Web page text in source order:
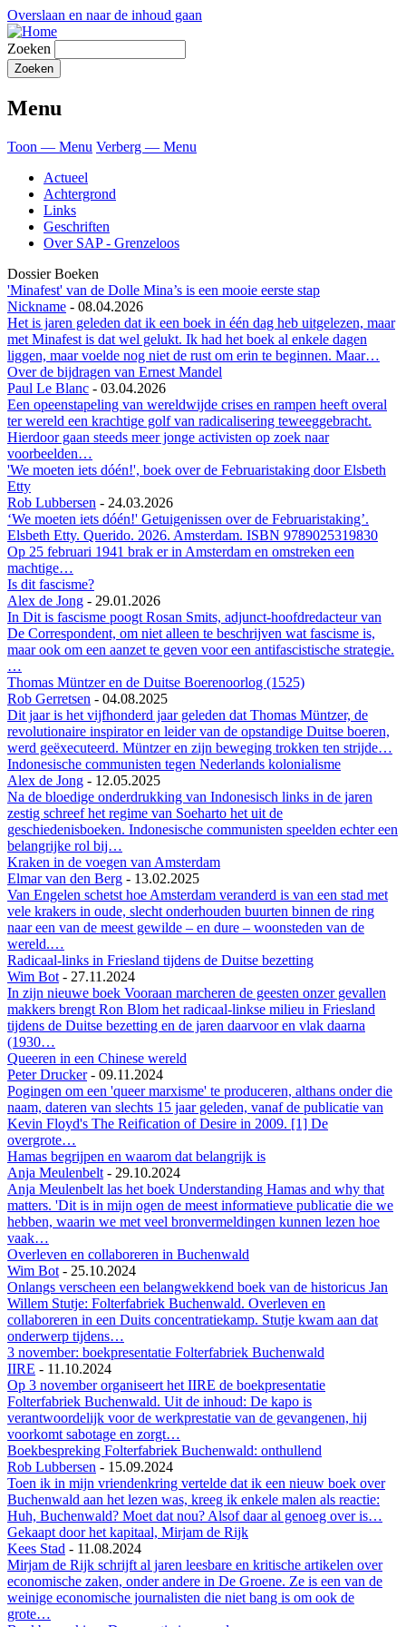
Overslaan en naar de inhoud gaan
Zoeken
Menu
Toon — Menu Verberg — Menu
Actueel
Achtergrond
Links
Geschriften
Over SAP - Grenzeloos
Dossier Boeken
'Minafest' van de Dolle Mina’s is een mooie eerste stap
Nickname - 08.04.2026
Het is jaren geleden dat ik een boek in één dag heb uitgelezen, maar
met Minafest is dat wel gelukt. Ik had het boek al enkele dagen
liggen, maar voelde nog niet de rust om erin te beginnen. Maar…
Over de bijdragen van Ernest Mandel
Paul Le Blanc - 03.04.2026
Een opeenstapeling van wereldwijde crises en rampen heeft overal
ter wereld een krachtige golf van radicalisering teweeggebracht.
Hierdoor gaan steeds meer jonge activisten op zoek naar
voorbeelden…
'We moeten iets dóén!', boek over de Februaristaking door Elsbeth
Etty
Rob Lubbersen - 24.03.2026
‘We moeten iets dóén!' Getuigenissen over de Februaristaking’.
Elsbeth Etty. Querido. 2026. Amsterdam. ISBN 9789025319830
Op 25 februari 1941 brak er in Amsterdam en omstreken een
machtige…
Is dit fascisme?
Alex de Jong - 29.01.2026
In Dit is fascisme poogt Rosan Smits, adjunct-hoofdredacteur van
De Correspondent, om niet alleen te beschrijven wat fascisme is,
maar ook om een aanzet te geven voor een antifascistische strategie.
…
Thomas Müntzer en de Duitse Boerenoorlog (1525)
Rob Gerretsen - 04.08.2025
Dit jaar is het vijfhonderd jaar geleden dat Thomas Müntzer, de
revolutionaire inspirator en leider van de opstandige Duitse boeren,
werd geëxecuteerd. Müntzer en zijn beweging trokken ten strijde…
Indonesische communisten tegen Nederlands kolonialisme
Alex de Jong - 12.05.2025
Na de bloedige onderdrukking van Indonesisch links in de jaren
zestig schreef het regime van Soeharto het uit de
geschiedenisboeken. Indonesische communisten speelden echter een
belangrijke rol bij…
Kraken in de voegen van Amsterdam
Elmar van den Berg - 13.02.2025
Van Engelen schetst hoe Amsterdam veranderd is van een stad met
vele krakers in oude, slecht onderhouden buurten binnen de ring
naar een van de meest gewilde – en dure – woonsteden van de
wereld.…
Radicaal-links in Friesland tijdens de Duitse bezetting
Wim Bot - 27.11.2024
In zijn nieuwe boek Vooraan marcheren de geesten onzer gevallen
makkers brengt Ron Blom het radicaal-linkse milieu in Friesland
tijdens de Duitse bezetting en de jaren daarvoor en vlak daarna
(1930…
Queeren in een Chinese wereld
Peter Drucker- 09.11.2024
Pogingen om een 'queer marxisme' te produceren, althans onder die
naam, dateren van slechts 15 jaar geleden, vanaf de publicatie van
Kevin Floyd's The Reification of Desire in 2009. [1] De
overgrote…
Hamas begrijpen en waarom dat belangrijk is
Anja Meulenbelt - 29.10.2024
Anja Meulenbelt las het boek Understanding Hamas and why that
matters. 'Dit is in mijn ogen de meest informatieve publicatie die we
hebben, waarin we met veel bronvermeldingen kunnen lezen hoe
vaak…
Overleven en collaboreren in Buchenwald
Wim Bot - 25.10.2024
Onlangs verscheen een belangwekkend boek van de historicus Jan
Willem Stutje: Folterfabriek Buchenwald. Overleven en
collaboreren in een Duits concentratiekamp. Stutje kwam aan dat
onderwerp tijdens…
3 november: boekpresentatie Folterfabriek Buchenwald
IIRE - 11.10.2024
Op 3 november organiseert het IIRE de boekpresentatie
Folterfabriek Buchenwald. Uit de inhoud: De kapo is
verantwoordelijk voor de werkprestatie van de gevangenen, hij
voorkomt sabotage en zorgt…
Boekbespreking Folterfabriek Buchenwald: onthullend
Rob Lubbersen - 15.09.2024
Toen ik in mijn vriendenkring vertelde dat ik een nieuw boek over
Buchenwald aan het lezen was, kreeg ik enkele malen als reactie:
Huh, Buchenwald? Moet dat nou? Alsof daar al genoeg over is…
Gekaapt door het kapitaal, Mirjam de Rijk
Kees Stad - 11.08.2024
Mirjam de Rijk schrijft al jaren leesbare en kritische artikelen over
economische zaken, onder andere in De Groene. Ze is een van de
weinige economische journalisten die niet bang is om ook de
grote…